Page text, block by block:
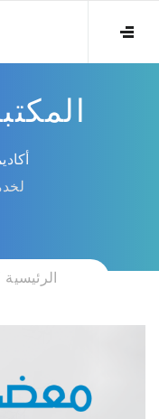
الرئيسية